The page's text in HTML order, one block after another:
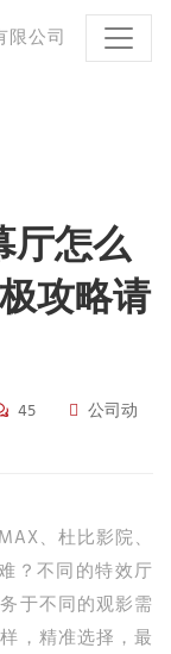
限公司
厅怎么
攻略请
45
公司动
、杜比影院、
？不同的特效厅
于不同的观影需
，精准选择，最